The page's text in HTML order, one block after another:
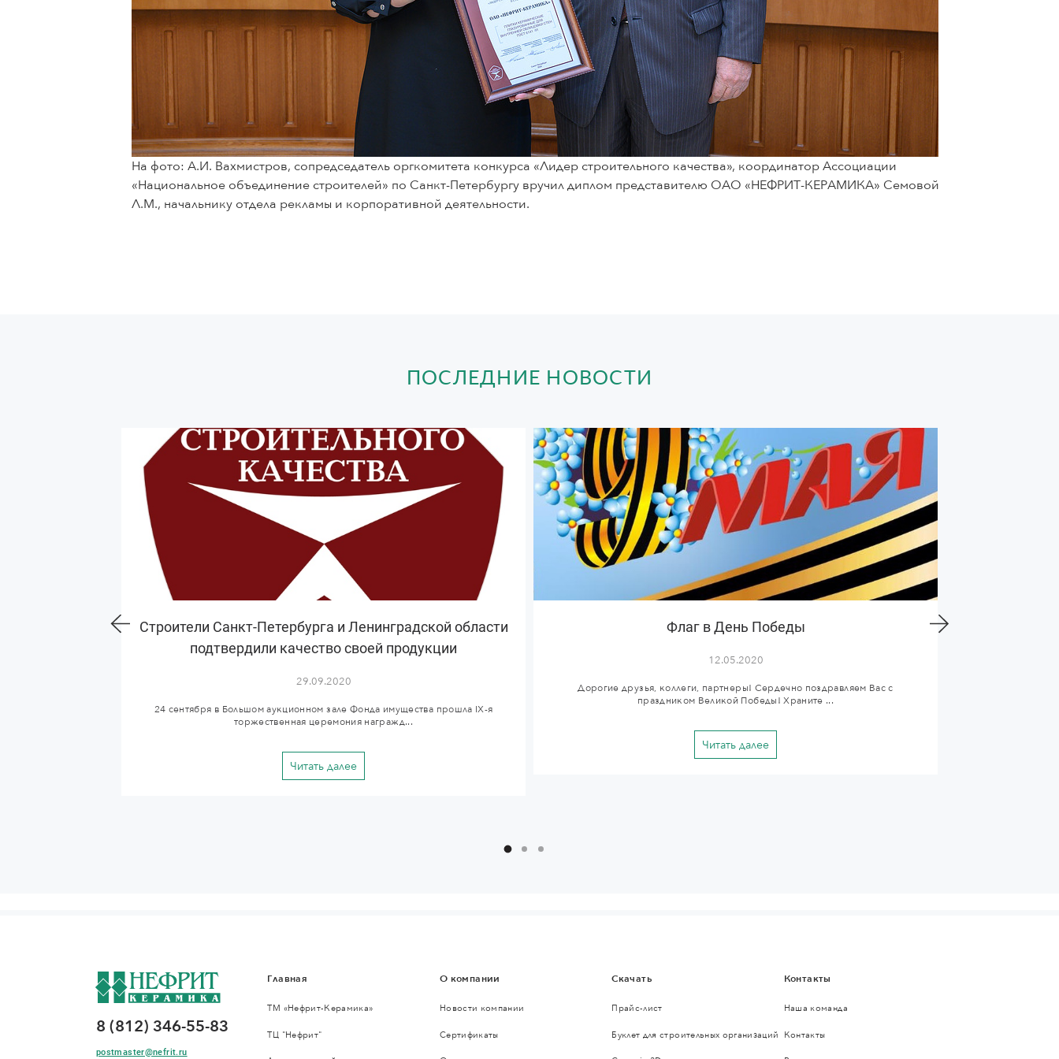
На фото: А.И. Вахмистров, сопредседатель оргкомитета конкурса «Лидер строительного качества», координатор Ассоциации
«Национальное объединение строителей» по Санкт-Петербургу вручил диплом представителю ОАО «НЕФРИТ-КЕРАМИКА» Семовой
Л.М., начальнику отдела рекламы и корпоративной деятельности.
ПОСЛЕДНИЕ НОВОСТИ
Строители Санкт-Петербурга и Ленинградской области
подтвердили качество своей продукции
29.09.2020
24 сентября в Большом аукционном зале Фонда имущества прошла IX-я
торжественная церемония награжд...
Читать далее
Флаг в День Победы
12.05.2020
Дорогие друзья, коллеги, партнеры! Сердечно поздравляем Вас с
праздником Великой Победы! Храните ...
Читать далее
8 (812) 346-55-83
postmaster@nefrit.ru
Главная
ТМ «Нефрит-Керамика»
ТЦ "Нефрит"
О компании
Новости компании
Сертификаты
Скачать
Прайс-лист
Буклет для строительных организаций
Контакты
Наша команда
Контакты